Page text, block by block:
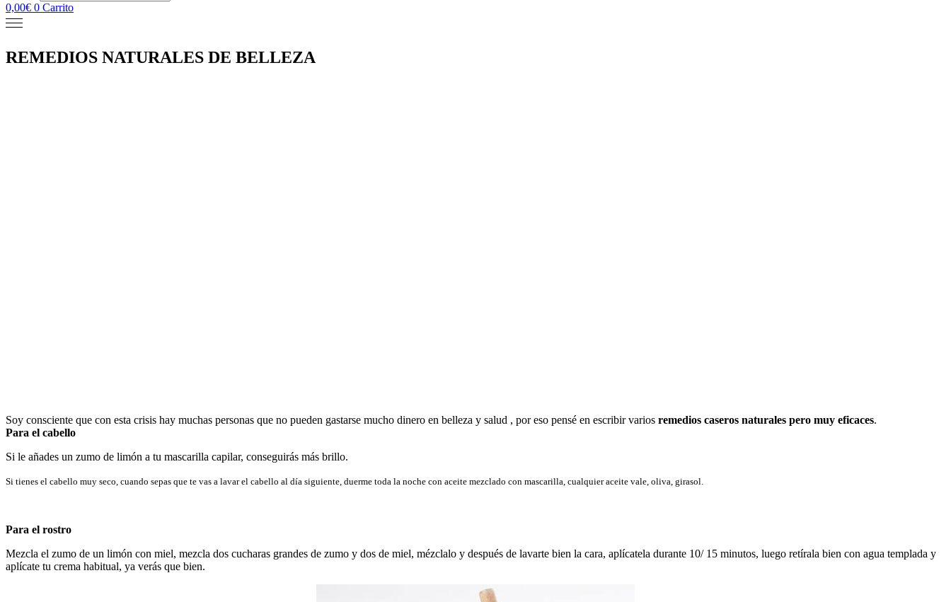
0,00€ 0 Carrito
REMEDIOS NATURALES DE BELLEZA
Soy consciente que con esta crisis hay muchas personas que no pueden gastarse mucho dinero en belleza y salud , por eso pensé en escribir varios remedios caseros naturales pero muy eficaces.
Para el cabello
Si le añades un zumo de limón a tu mascarilla capilar, conseguirás más brillo.
Si tienes el cabello muy seco, cuando sepas que te vas a lavar el cabello al día siguiente, duerme toda la noche con aceite mezclado con mascarilla, cualquier aceite vale, oliva, girasol.
Para el rostro
Mezcla el zumo de un limón con miel, mezcla dos cucharas grandes de zumo y dos de miel, mézclalo y después de lavarte bien la cara, aplícatela durante 10/ 15 minutos, luego retírala bien con agua templada y
aplícate tu crema habitual, ya verás que bien.